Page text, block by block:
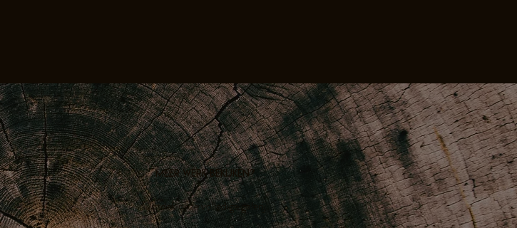
Meer werk bekijken?
Ontdek onze volledige galerij​.